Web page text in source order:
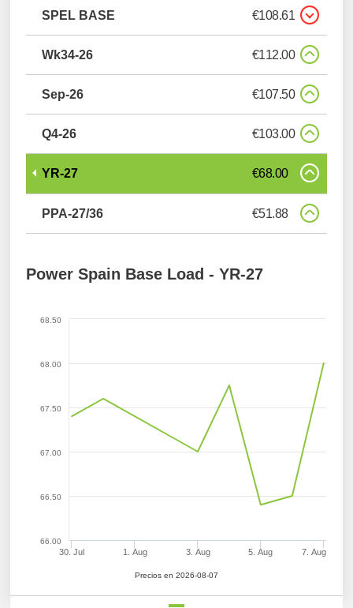
SPEL BASE €108.61
Wk34-26 €112.00
Sep-26 €107.50
Q4-26 €103.00
YR-27 €68.00
PPA-27/36 €51.88
Power Spain Base Load -YR-27
Precios en 2026-08-07
30. Jul 1. Aug 3. Aug 5. Aug 7. Aug
66.00
66.50
67.00
67.50
68.00
68.50